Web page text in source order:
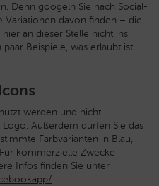
Denn googeln Sie nach Social-
Variationen davon finden – die
an dieser Stelle nicht ins
Beispiele, was erlaubt ist
werden und nicht
Logo. Außerdem dürfen Sie das
Farbvarianten in Blau,
kommerzielle Zwecke
Infos finden Sie unter
.